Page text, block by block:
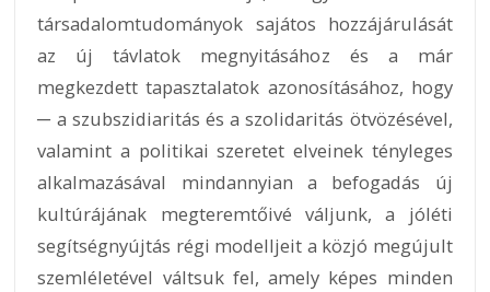
társadalomtudományok sajátos hozzájárulását
az új távlatok megnyitásához és a már
megkezdett tapasztalatok azonosításához, hogy
─ a szubszidiaritás és a szolidaritás ötvözésével,
valamint a politikai szeretet elveinek tényleges
alkalmazásával mindannyian a befogadás új
kultúrájának megteremtőivé váljunk, a jóléti
segítségnyújtás régi modelljeit a közjó megújult
szemléletével váltsuk fel, amely képes minden